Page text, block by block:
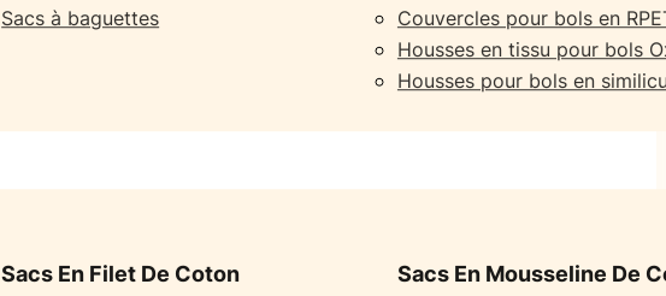
Sacs à baguettes
Couvercles pour bols en
Housses en tissu pour bols
Housses pour bols en
Sacs En Filet De Coton Sacs En Mousseline De